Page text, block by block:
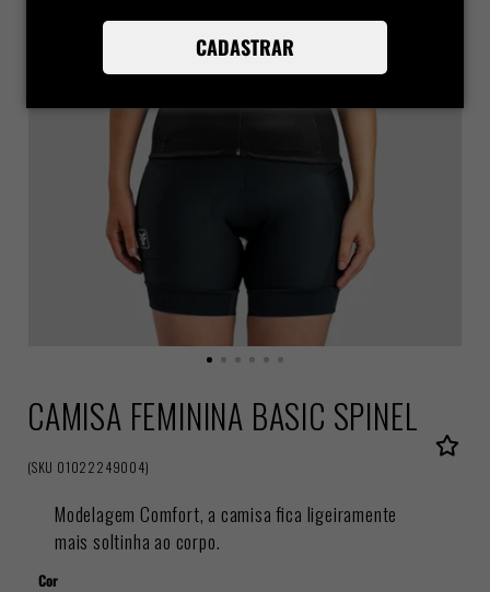
CADASTRAR
CAMISA FEMININA BASIC SPINEL
(SKU 01022249004)
Modelagem Comfort, a camisa fica ligeiramente
mais soltinha ao corpo.
Cor